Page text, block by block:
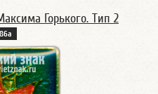
Горького. Тип 2